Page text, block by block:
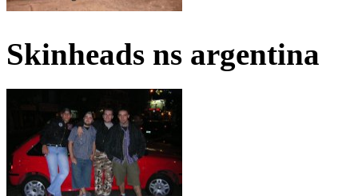
Skinheads ns argentina